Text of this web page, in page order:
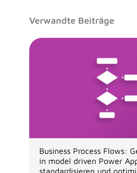
Verwandte Beiträge
Business Process Flows:
in model driven Power
standardisieren und